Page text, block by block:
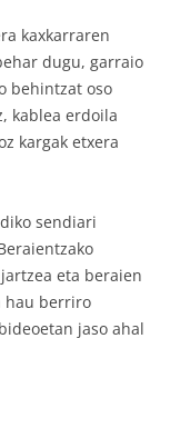
kaxkarraren
dugu, garraio
behintzat oso
kablea erdoila
kargak etxera
sendiari
eta beraien
hau berriro
jaso ahal